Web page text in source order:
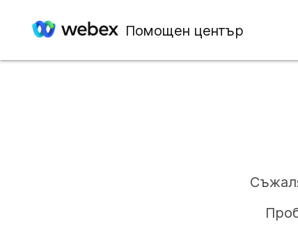
Помощен център